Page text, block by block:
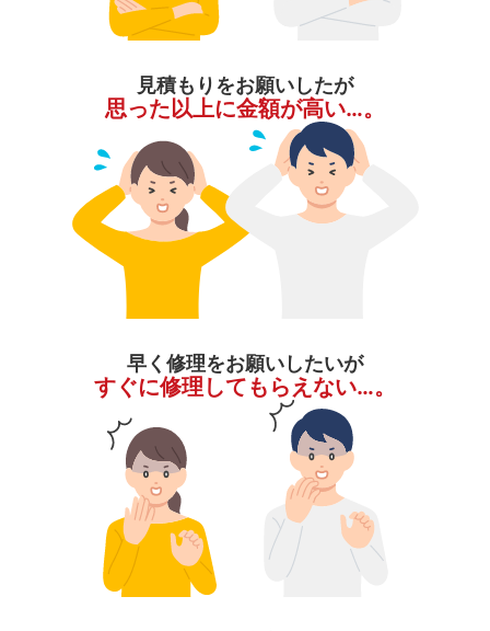
見積もりをお願いしたが
思った以上に金額が高い…。
早く修理をお願いしたいが
すぐに修理してもらえない…。